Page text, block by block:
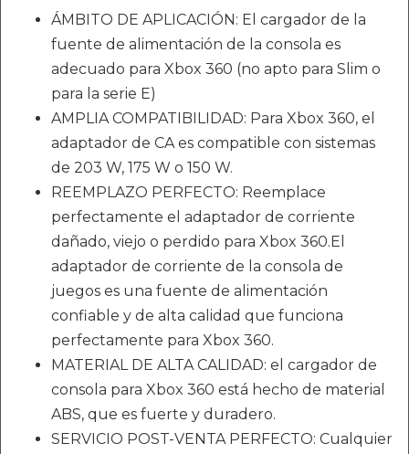
ÁMBITO DE APLICACIÓN: El cargador de la
fuente de alimentación de la consola es
adecuado para Xbox 360 (no apto para Slim o
para la serie E)
AMPLIA COMPATIBILIDAD: Para Xbox 360, el
adaptador de CA es compatible con sistemas
de 203 W, 175 W o 150 W.
REEMPLAZO PERFECTO: Reemplace
perfectamente el adaptador de corriente
dañado, viejo o perdido para Xbox 360.El
adaptador de corriente de la consola de
juegos es una fuente de alimentación
confiable y de alta calidad que funciona
perfectamente para Xbox 360.
MATERIAL DE ALTA CALIDAD: el cargador de
consola para Xbox 360 está hecho de material
ABS, que es fuerte y duradero.
SERVICIO POST-VENTA PERFECTO: Cualquier